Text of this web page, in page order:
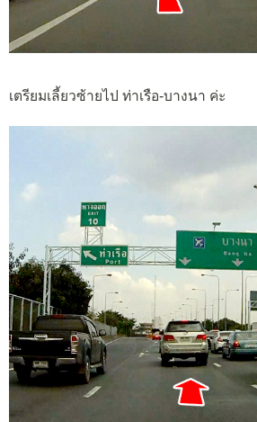
เตรียมเลี้ยวซ้ายไป ท่าเรือ-บางนา ค่ะ